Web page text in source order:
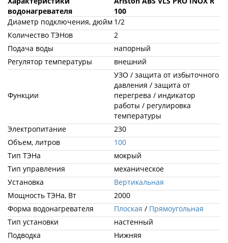
водонагревателя
100
Диаметр подключения, дюйм 1/2
Количество ТЭНов
2
Подача воды
напорный
Регулятор температуры
внешний
Функции
УЗО / защита от избыточного
давления / защита от
перегрева / индикатор
работы / регулировка
температуры
Электропитание
230
Объем, литров
100
Тип ТЭНа
мокрый
Тип управления
механическое
Установка
Вертикальная
Мощность ТЭНа, Вт
2000
Форма водонагревателя
Плоская / Прямоугольная
Тип установки
настенный
Подводка
Нижняя